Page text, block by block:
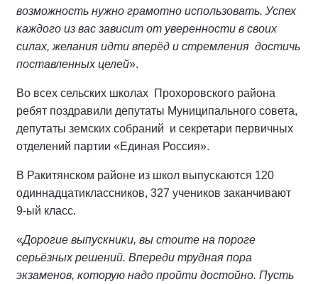
возможность нужно грамотно использовать. Успех
каждого из вас зависит от уверенности в своих
силах, желания идти вперёд и стремления достичь
поставленных целей».
Во всех сельских школах Прохоровского района
ребят поздравили депутаты Муниципального совета,
депутаты земских собраний и секретари первичных
отделений партии «Единая Россия».
В Ракитянском районе из школ выпускаются 120
одиннадцатиклассников, 327 учеников заканчивают
9-ый класс.
«Дорогие выпускники, вы стоите на пороге
серьёзных решений. Впереди трудная пора
экзаменов, которую надо пройти достойно. Пусть